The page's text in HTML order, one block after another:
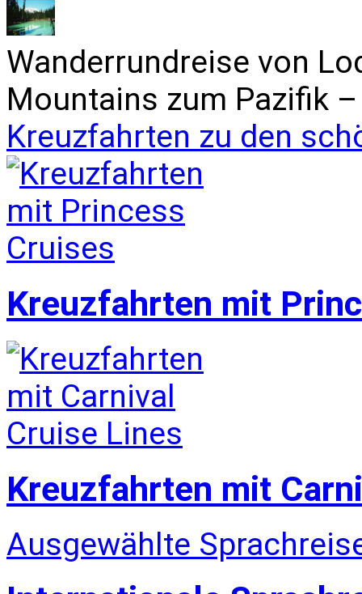
Wanderrundreise von
Mountains zum Pazifik
Kreuzfahrten zu den
Kreuzfahrten mit
Kreuzfahrten mit
Ausgewählte